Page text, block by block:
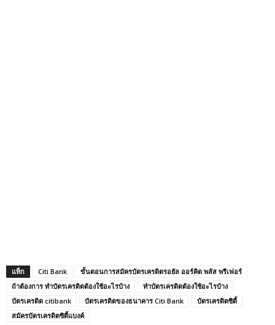
แท็ก Citi Bank
ขั้นตอนการสมัครบัตรเครดิตรอยัล ออร์คิด พลัส พรีเฟอร์
ถ้าต้องการ ทําบัตรเครดิตต้องใช้อะไรบ้าง
ทําบัตรเครดิตต้องใช้อะไรบ้าง
บัตรเครดิต citibank
บัตรเครดิตของธนาคาร Citi Bank
บัตรเครดิตซิตี้
สมัครบัตรเครดิตซิตี้แบงค์